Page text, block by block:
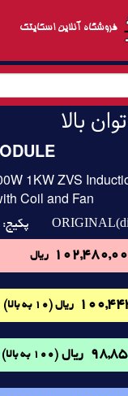
فروشگاه آنلاین اسکایتک
بالا
1KW ZVS
Coil and Fan
پکیج:
ریال
ریال (10 به بالا)
ریال (100 به بالا)